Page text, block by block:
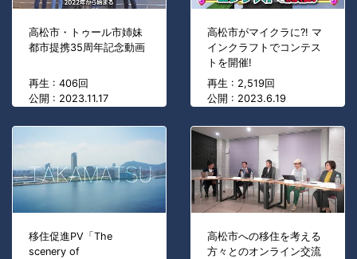
高松市・トゥール市姉妹
都市提携35周年記念動画
再生 : 406回
公開 : 2023.11.17
高松市がマイクラに?! マ
インクラフトでコンテス
トを開催!
再生 : 2,519回
公開 : 2023.6.19
移住促進PV「The
scenery of
高松市への移住を考える
方々とのオンライン交流